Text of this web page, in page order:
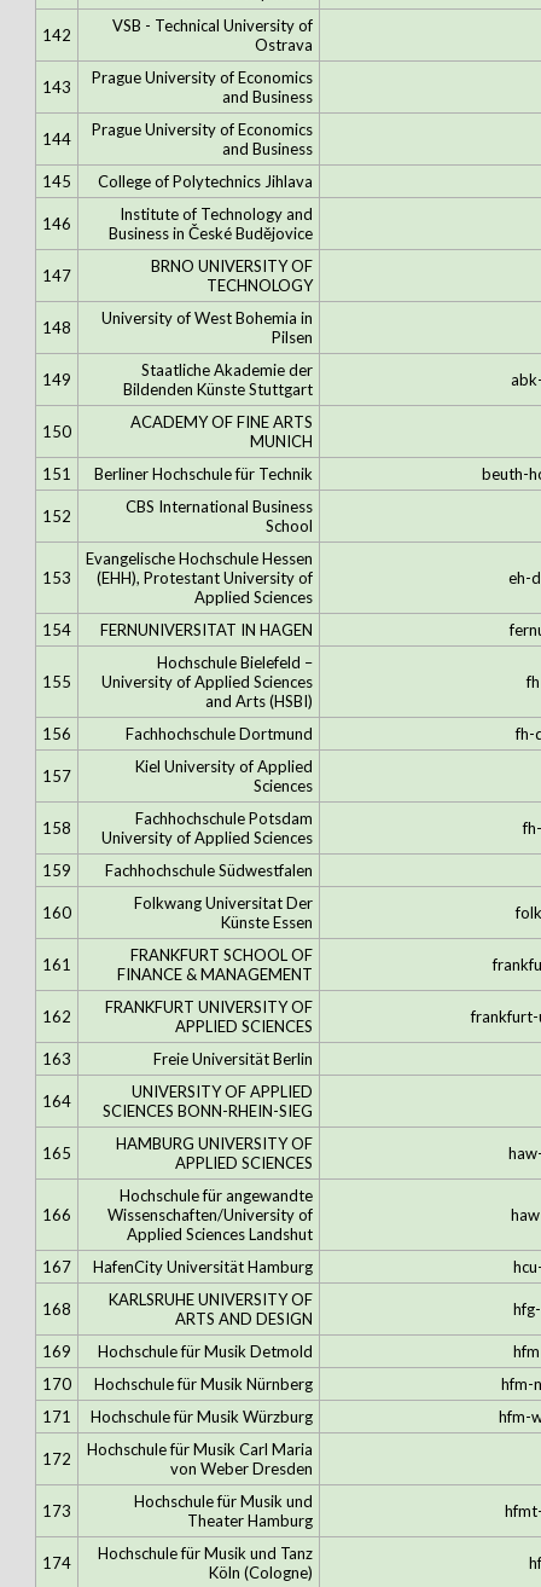
142
VSB - Technical University of
Ostrava
143
Prague University of Economics
and Business
144
Prague University of Economics
and Business
145
College of Polytechnics Jihlava
146
Institute of Technology and
Business in České Budějovice
147
BRNO UNIVERSITY OF
TECHNOLOGY
148
University of West Bohemia in
Pilsen
149
Staatliche Akademie der
Bildenden Künste Stuttgart
150
ACADEMY OF FINE ARTS
MUNICH
151
Berliner Hochschule für Technik beuth-
152
CBS International Business
School
153
Evangelische Hochschule Hessen
(EHH), Protestant University of
Applied Sciences
eh-
154 FERNUNIVERSITAT IN HAGEN
155
Hochschule Bielefeld –
University of Applied Sciences
and Arts (HSBI)
156 Fachhochschule Dortmund fh-
157
Kiel University of Applied
Sciences
158
Fachhochschule Potsdam
University of Applied Sciences
159 Fachhochschule Südwestfalen
160
Folkwang Universitat Der
Künste Essen
161
FRANKFURT SCHOOL OF
FINANCE & MANAGEMENT
162
FRANKFURT UNIVERSITY OF
APPLIED SCIENCES
163 Freie Universität Berlin
164
UNIVERSITY OF APPLIED
SCIENCES BONN-RHEIN-SIEG
165
HAMBURG UNIVERSITY OF
APPLIED SCIENCES
166
Hochschule für angewandte
Wissenschaften/University of
Applied Sciences Landshut
167 HafenCity Universität Hamburg
168
KARLSRUHE UNIVERSITY OF
ARTS AND DESIGN
169 Hochschule für Musik Detmold
170
Hochschule für Musik Nürnberg
hfm-
171
Hochschule für Musik Würzburg hfm-
172
Hochschule für Musik Carl Maria
von Weber Dresden
173
Hochschule für Musik und
Theater Hamburg
174
Hochschule für Musik und Tanz
Köln (Cologne)